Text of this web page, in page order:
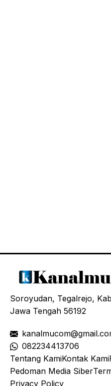
Soroyudan, Tegalrejo,
Jawa Tengah 56192
082234413706
Tentang KamiKontak Kami
Pedoman Media Siber
Privacy Policy